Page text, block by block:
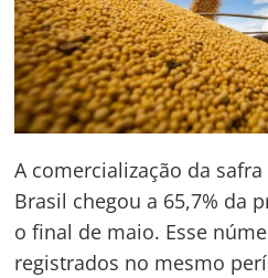
A comercialização da
Brasil chegou a 65,7% da
o final de maio. Esse
registrados no mesmo